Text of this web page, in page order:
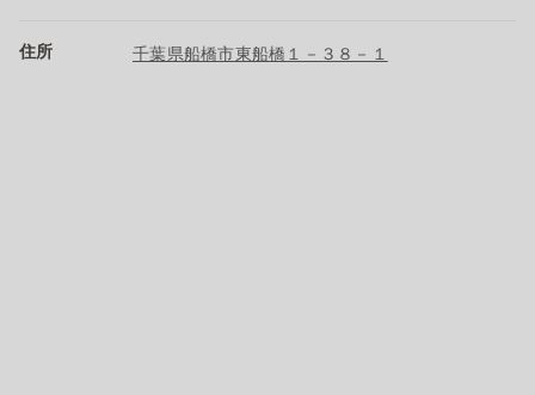
住所 千葉県船橋市東船橋１－３８－１